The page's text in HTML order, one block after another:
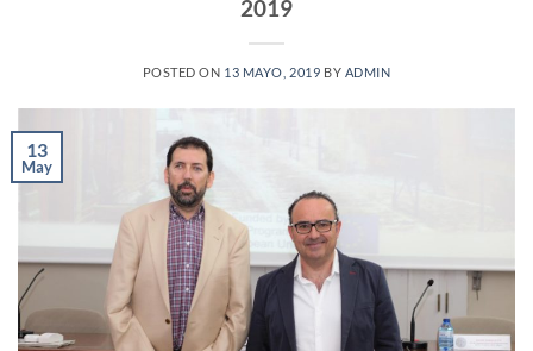
2019
POSTED ON 13 MAYO, 2019 BY ADMIN
13
May